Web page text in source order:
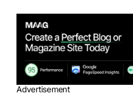
Advertisement